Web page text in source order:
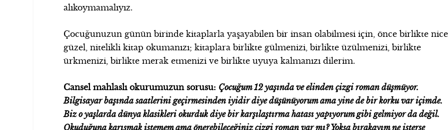
alıkoymamalıyız.
Çocuğunuzun günün birinde kitaplarla yaşayabilen bir insan olabilmesi için, önce birlikte nice
güzel, nitelikli kitap okumanızı; kitaplara birlikte gülmenizi, birlikte üzülmenizi, birlikte
ürkmenizi, birlikte merak etmenizi ve birlikte uyuya kalmanızı dilerim.
Cansel mahlaslı okurumuzun sorusu: Çocuğum 12 yaşında ve elinden çizgi roman düşmüyor.
Bilgisayar başında saatlerini geçirmesinden iyidir diye düşünüyorum ama yine de bir korku var içimde.
Biz o yaşlarda dünya klasikleri okurduk diye bir karşılaştırma hatası yapıyorum gibi gelmiyor da değil.
Okuduğuna karışmak istemem ama önerebileceğiniz çizgi roman var mı? Yoksa bırakayım ne isterse